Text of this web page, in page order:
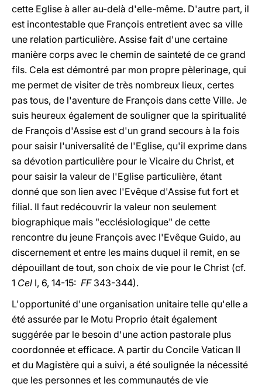
cette Eglise à aller au-delà d'elle-même. D'autre part, il
est incontestable que François entretient avec sa ville
une relation particulière. Assise fait d'une certaine
manière corps avec le chemin de sainteté de ce grand
fils. Cela est démontré par mon propre pèlerinage, qui
me permet de visiter de très nombreux lieux, certes
pas tous, de l'aventure de François dans cette Ville. Je
suis heureux également de souligner que la spiritualité
de François d'Assise est d'un grand secours à la fois
pour saisir l'universalité de l'Eglise, qu'il exprime dans
sa dévotion particulière pour le Vicaire du Christ, et
pour saisir la valeur de l'Eglise particulière, étant
donné que son lien avec l'Evêque d'Assise fut fort et
filial. Il faut redécouvrir la valeur non seulement
biographique mais "ecclésiologique" de cette
rencontre du jeune François avec l'Evêque Guido, au
discernement et entre les mains duquel il remit, en se
dépouillant de tout, son choix de vie pour le Christ (cf.
1 Cel I, 6, 14-15: FF343-344).
L'opportunité d'une organisation unitaire telle qu'elle a
été assurée par le Motu Proprio était également
suggérée par le besoin d'une action pastorale plus
coordonnée et efficace. A partir du Concile Vatican II
et du Magistère qui a suivi, a été soulignée la nécessité
que les personnes et les communautés de vie